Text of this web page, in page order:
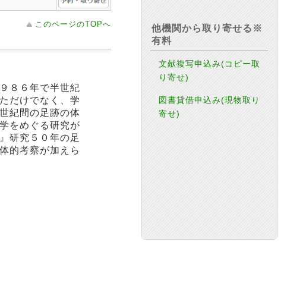
このページのTOPへ
８６年で半世紀
だけでなく、学
紀間の足跡の体
をめぐる研究が
研究５０年の足
的考察が加えら
他機関から取り寄せる※
有料
文献複写申込み(コピー取
り寄せ)
図書貸借申込み(現物取り
寄せ)